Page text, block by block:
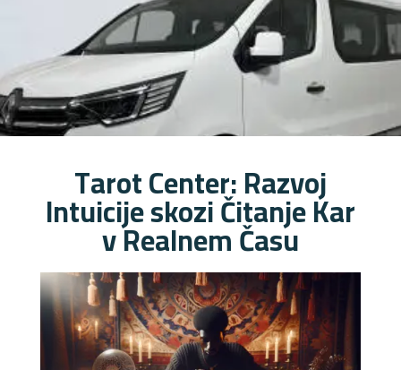
Tarot Center: Razvoj
Intuicije skozi Čitanje Kar
v Realnem Času